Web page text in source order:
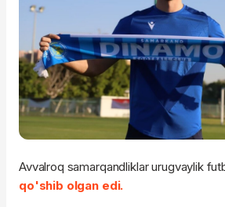
Avvalroq samarqandliklar urugvaylik
qo'shib olgan edi.